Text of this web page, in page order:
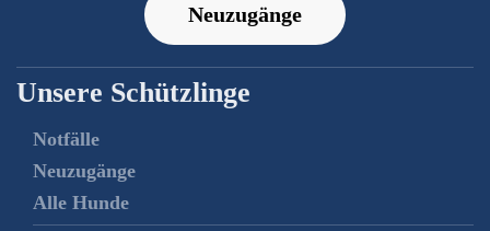
Neuzugänge
Unsere Schützlinge
Notfälle
Neuzugänge
Alle Hunde